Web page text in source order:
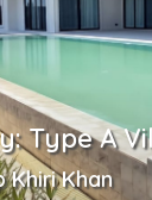
Type A
Khiri Khan